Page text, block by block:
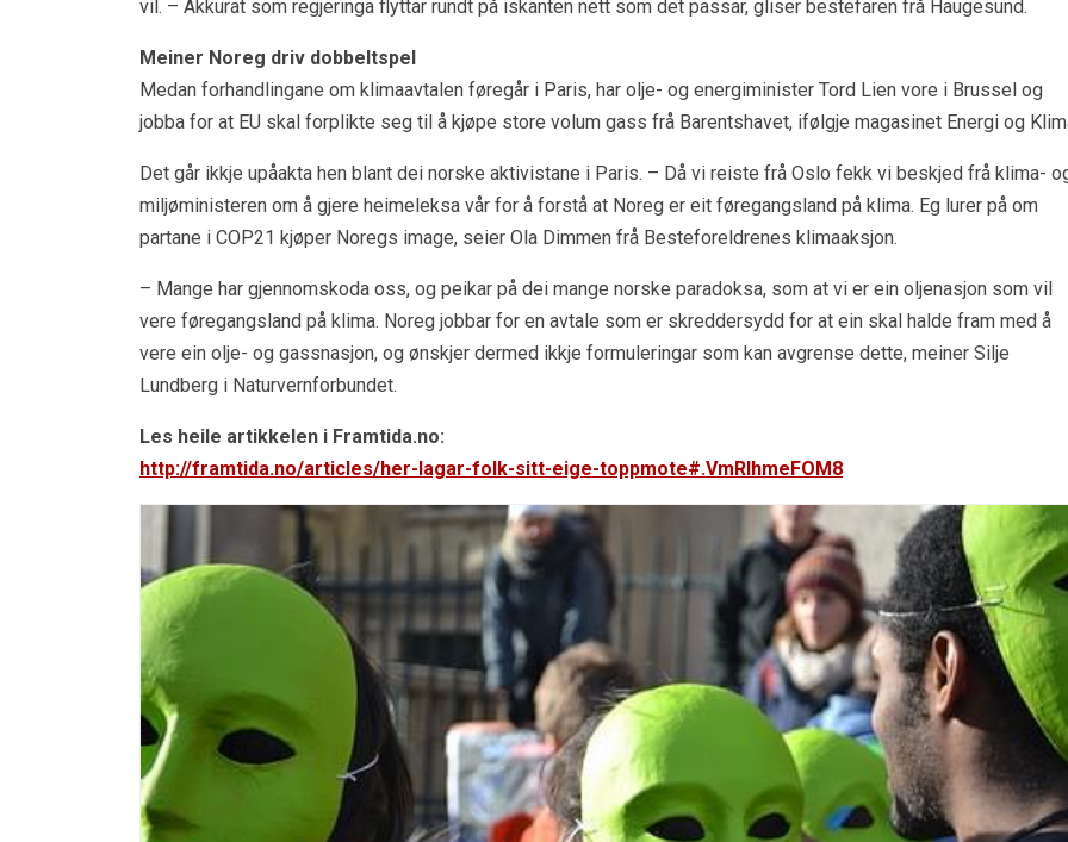
vil. – Akkurat som regjeringa flyttar rundt på iskanten nett som det passar, gliser bestefaren frå Haugesund.
Meiner Noreg driv dobbeltspel
Medan forhandlingane om klimaavtalen føregår i Paris, har olje- og energiminister Tord Lien vore i Brussel og
jobba for at EU skal forplikte seg til å kjøpe store volum gass frå Barentshavet, ifølgje magasinet Energi og
Det går ikkje upåakta hen blant dei norske aktivistane i Paris. – Då vi reiste frå Oslo fekk vi beskjed frå klima-
miljøministeren om å gjere heimeleksa vår for å forstå at Noreg er eit føregangsland på klima. Eg lurer på om
partane i COP21 kjøper Noregs image, seier Ola Dimmen frå Besteforeldrenes klimaaksjon.
– Mange har gjennomskoda oss, og peikar på dei mange norske paradoksa, som at vi er ein oljenasjon som vil
vere føregangsland på klima. Noreg jobbar for en avtale som er skreddersydd for at ein skal halde fram med å
vere ein olje- og gassnasjon, og ønskjer dermed ikkje formuleringar som kan avgrense dette, meiner Silje
Lundberg i Naturvernforbundet.
Les heile artikkelen i Framtida.no:
http://framtida.no/articles/her-lagar-folk-sitt-eige-toppmote#.VmRIhmeFOM8